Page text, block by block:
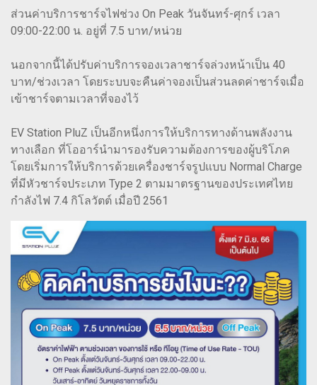
ส่วนค่าบริการชาร์จไฟช่วง On Peak วันจันทร์-ศุกร์ เวลา
09:00-22:00 น. อยู่ที่ 7.5 บาท/หน่วย
นอกจากนี้ได้ปรับค่าบริการจองเวลาชาร์จล่วงหน้าเป็น 40
บาท/ช่วงเวลา โดยระบบจะคืนค่าจองเป็นส่วนลดค่าชาร์จเมื่อ
เข้าชาร์จตามเวลาที่จองไว้
EV Station PluZ เป็นอีกหนึ่งการให้บริการทางด้านพลังงาน
ทางเลือก ที่โออาร์นำมารองรับความต้องการของผู้บริโภค
โดยเริ่มการให้บริการด้วยเครื่องชาร์จรูปแบบ Normal Charge
ที่มีหัวชาร์จประเภท Type 2 ตามมาตรฐานของประเทศไทย
กำลังไฟ 7.4 กิโลวัตต์ เมื่อปี 2561